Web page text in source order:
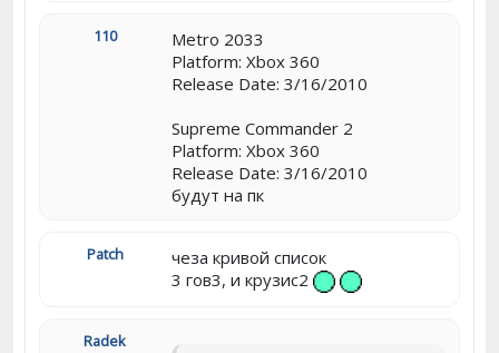
110
Metro 2033
Platform: Xbox 360
Release Date: 3/16/2010
Supreme Commander 2
Platform: Xbox 360
Release Date: 3/16/2010
будут на пк
Patch
чеза кривой список
3 гов3, и крузис2
Radek